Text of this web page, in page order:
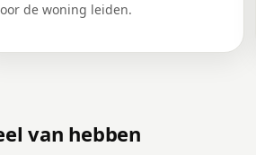
de woning leiden.
van hebben